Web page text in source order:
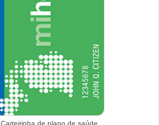
Carteirinha de plano de saúde